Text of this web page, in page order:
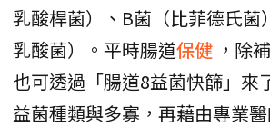
乳酸桿菌）、B菌（比菲德氏菌
乳酸菌）。平時腸道保健 ，除
也可透過「腸道8益菌快篩」來
益菌種類與多寡，再藉由專業